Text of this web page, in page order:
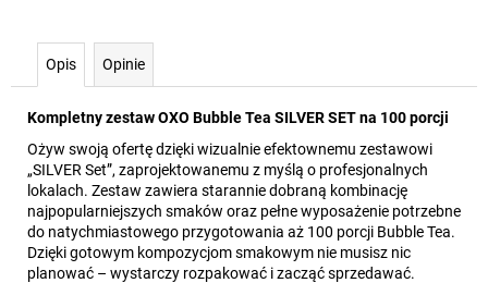
Opis Opinie
Kompletny zestaw OXO Bubble Tea SILVER SET na 100 porcji
Ożyw swoją ofertę dzięki wizualnie efektownemu zestawowi
„SILVER Set”, zaprojektowanemu z myślą o profesjonalnych
lokalach. Zestaw zawiera starannie dobraną kombinację
najpopularniejszych smaków oraz pełne wyposażenie potrzebne
do natychmiastowego przygotowania aż 100 porcji Bubble Tea.
Dzięki gotowym kompozycjom smakowym nie musisz nic
planować – wystarczy rozpakować i zacząć sprzedawać.